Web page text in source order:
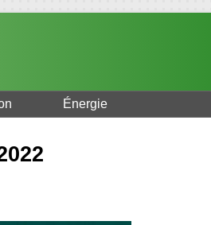
Énergie